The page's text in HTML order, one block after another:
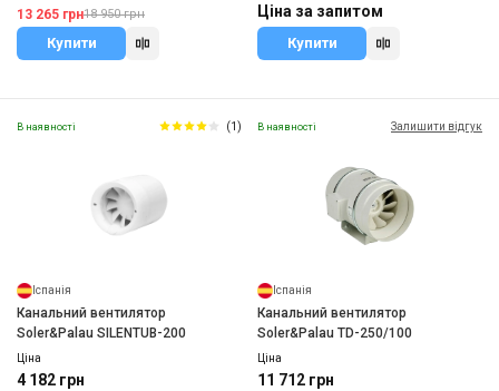
13 265 грн18 950 грн
Купити
Ціна за запитом
Купити
В наявності (1)
Іспанія
Канальний вентилятор
Soler&Palau SILENTUB-200
Ціна
4 182 грн
В наявності Залишити відгук
Іспанія
Канальний вентилятор
Soler&Palau TD-250/100
Ціна
11 712 грн